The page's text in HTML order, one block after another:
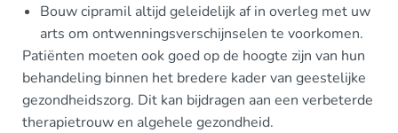
Bouw cipramil altijd geleidelijk af in overleg met uw
arts om ontwenningsverschijnselen te voorkomen.
Patiënten moeten ook goed op de hoogte zijn van hun
behandeling binnen het bredere kader van geestelijke
gezondheidszorg. Dit kan bijdragen aan een verbeterde
therapietrouw en algehele gezondheid.